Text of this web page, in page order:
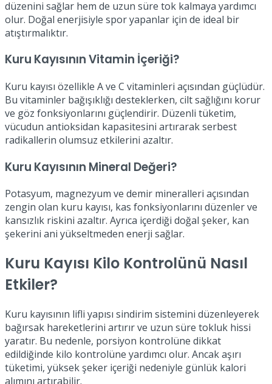
düzenini sağlar hem de uzun süre tok kalmaya yardımcı
olur. Doğal enerjisiyle spor yapanlar için de ideal bir
atıştırmalıktır.
Kuru Kayısının Vitamin İçeriği?
Kuru kayısı özellikle A ve C vitaminleri açısından güçlüdür.
Bu vitaminler bağışıklığı desteklerken, cilt sağlığını korur
ve göz fonksiyonlarını güçlendirir. Düzenli tüketim,
vücudun antioksidan kapasitesini artırarak serbest
radikallerin olumsuz etkilerini azaltır.
Kuru Kayısının Mineral Değeri?
Potasyum, magnezyum ve demir mineralleri açısından
zengin olan kuru kayısı, kas fonksiyonlarını düzenler ve
kansızlık riskini azaltır. Ayrıca içerdiği doğal şeker, kan
şekerini ani yükseltmeden enerji sağlar.
Kuru Kayısı Kilo Kontrolünü Nasıl
Etkiler?
Kuru kayısının lifli yapısı sindirim sistemini düzenleyerek
bağırsak hareketlerini artırır ve uzun süre tokluk hissi
yaratır. Bu nedenle, porsiyon kontrolüne dikkat
edildiğinde kilo kontrolüne yardımcı olur. Ancak aşırı
tüketimi, yüksek şeker içeriği nedeniyle günlük kalori
alımını artırabilir.